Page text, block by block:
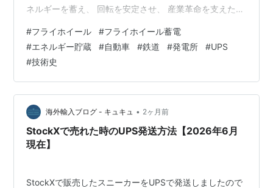
ネルギーを蓄え、 回転を安定させ、 産業革命を支えた
そこで終わりません。 むしろ本番はここからでした。
🐻‍❄️「昔は凄かったんだね」 で終わると思っていたので
す。 ところが。 調べれば調べるほど、 現在進行形で働
いていることが分かってきます。 自動車。 鉄道。 発電
所。 工場。 データセンター。 病院。 空港。 そして宇
宙。 🐻…
#フライホイール #フライホイール蓄電
#エネルギー貯蔵 #自動車 #鉄道 #発電所 #UPS
#技術史
海外輸入ブログ - キュキュ • 2ヶ月前
StockXで売れた時のUPS発送方法【2026年6月
現在】
StockXで販売したスニーカーをUPSで発送しましたので